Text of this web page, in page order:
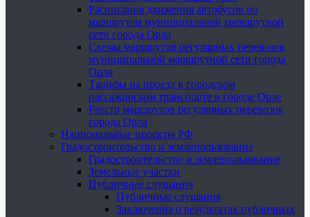
Расписания движения автобусов по
маршрутам муниципальной маршрутной
сети города Орла
Схемы маршрутов регулярных перевозок
муниципальной маршрутной сети города
Орла
Тарифы на проезд в городском
пассажирском транспорте в городе Орле
Реестр маршрутов регулярных перевозок
города Орла
Национальные проекты РФ
Градостроительство и землепользование
Градостроительство и землепользование
Земельные участки
Публичные слушания
Публичные слушания
Заключения о результатах публичных